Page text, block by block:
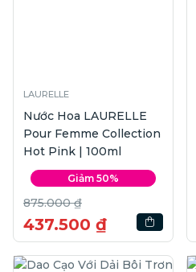
LAURELLE
Nước Hoa LAURELLE
Pour Femme Collection
Hot Pink | 100ml
Giảm 50%
875.000 ₫
437.500 ₫